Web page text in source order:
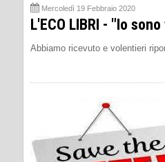
Mercoledì 19 Febbraio 2020
L'ECO LIBRI - "Io
Abbiamo ricevuto e volentieri